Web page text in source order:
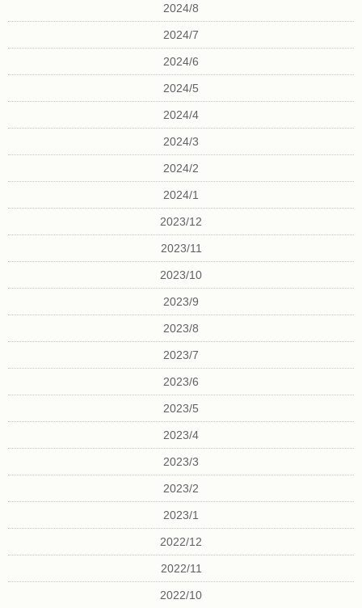
2024/8
2024/7
2024/6
2024/5
2024/4
2024/3
2024/2
2024/1
2023/12
2023/11
2023/10
2023/9
2023/8
2023/7
2023/6
2023/5
2023/4
2023/3
2023/2
2023/1
2022/12
2022/11
2022/10